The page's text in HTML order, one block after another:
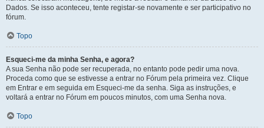
Dados. Se isso aconteceu, tente registar-se novamente e ser participativo no
fórum.
Topo
Esqueci-me da minha Senha, e agora?
A sua Senha não pode ser recuperada, no entanto pode pedir uma nova.
Proceda como que se estivesse a entrar no Fórum pela primeira vez. Clique
em Entrar e em seguida em Esqueci-me da senha. Siga as instruções, e
voltará a entrar no Fórum em poucos minutos, com uma Senha nova.
Topo